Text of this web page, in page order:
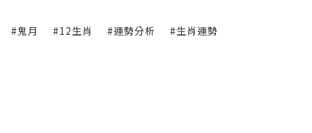
#鬼月 #12生肖 #運勢分析 #生肖運勢